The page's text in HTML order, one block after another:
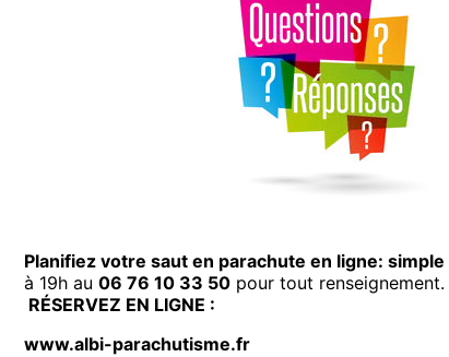
Planifiez votre saut en parachute en ligne:
à 19h au06 76 10 33 50 pour tout renseignement.
RÉSERVEZ EN LIGNE :
www.albi-parachutisme.fr